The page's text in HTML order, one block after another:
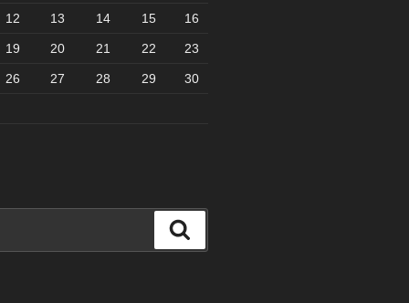
12 13 14 15 16
19 20 21 22 23
26 27 28 29 30
索